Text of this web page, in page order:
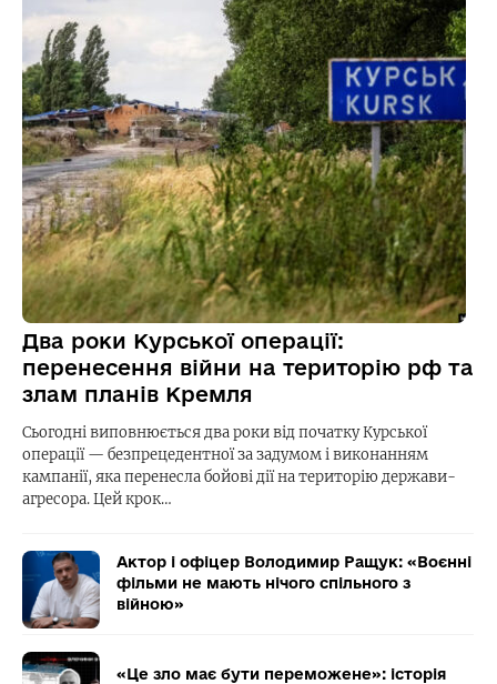
Два роки Курської операції:
перенесення війни на територію рф та
злам планів Кремля
Сьогодні виповнюється два роки від початку Курської
операції — безпрецедентної за задумом і виконанням
кампанії, яка перенесла бойові дії на територію держави-
агресора. Цей крок…
Актор і офіцер Володимир Ращук: «Воєнні
фільми не мають нічого спільного з
війною»
«Це зло має бути переможене»: історія